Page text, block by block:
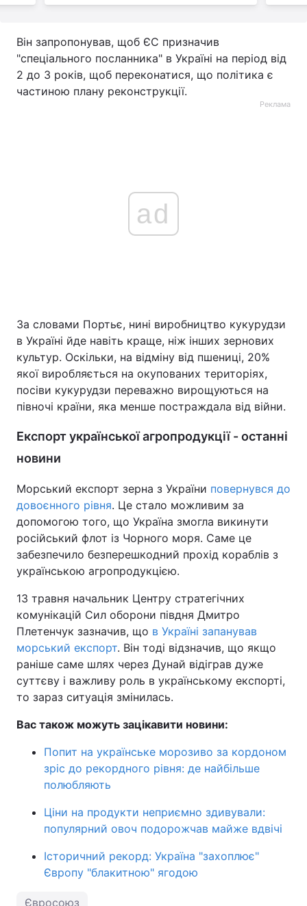
Він запропонував, щоб ЄС призначив
"спеціального посланника" в Україні на період від
2 до 3 років, щоб переконатися, що політика є
частиною плану реконструкції.
Реклама
ad
За словами Портьє, нині виробництво кукурудзи
в Україні йде навіть краще, ніж інших зернових
культур. Оскільки, на відміну від пшениці, 20%
якої виробляється на окупованих територіях,
посіви кукурудзи переважно вирощуються на
півночі країни, яка менше постраждала від війни.
Експорт української агропродукції - останні
новини
Морський експорт зерна з України повернувся до
довоєнного рівня. Це стало можливим за
допомогою того, що Україна змогла викинути
російський флот із Чорного моря. Саме це
забезпечило безперешкодний прохід кораблів з
українською агропродукцією.
13 травня начальник Центру стратегічних
комунікацій Сил оборони півдня Дмитро
Плетенчук зазначив, що в Україні запанував
морський експорт. Він тоді відзначив, що якщо
раніше саме шлях через Дунай відіграв дуже
суттєву і важливу роль в українському експорті,
то зараз ситуація змінилась.
Вас також можуть зацікавити новини:
Попит на українське морозиво за кордоном
зріс до рекордного рівня: де найбільше
полюбляють
Ціни на продукти неприємно здивували:
популярний овоч подорожчав майже вдвічі
Історичний рекорд: Україна "захоплює"
Європу "блакитною" ягодою
Євросоюз